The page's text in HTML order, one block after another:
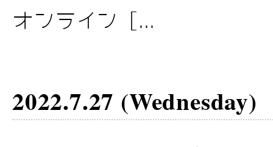
オンライン [...
2022.7.27 (Wednesday)